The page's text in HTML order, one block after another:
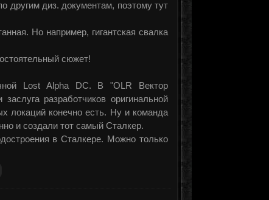
другим диз. документам, поэтому тут
Но например, гигантская свалка
сюжет!
Lost Alpha DC. В "OLR Вектор
разработчиков оригинальной
локаций конечно есть. Ну и команда
и создали тот самый Сталкер.
в Сталкере. Можно только